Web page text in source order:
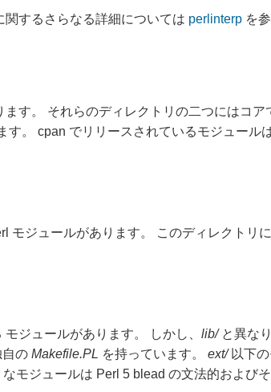
するさらなる詳細については perlinterpを参
す。 それらのディレクトリの二つにはコア
。 cpan でリリースされているモジュール
モジュールがあります。 このディレクトリ
ジュールがあります。 しかし、 lib/と異なり
自の Makefile.PL を持っています。 ext/以下の
モジュールは Perl 5 blead の文法的および